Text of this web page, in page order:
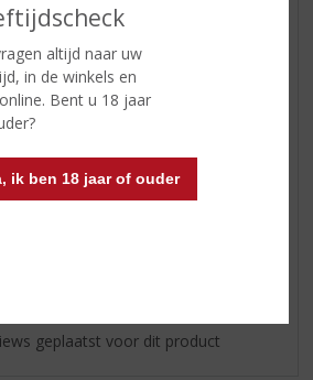
altijd naar uw
in de winkels en
Bent u 18 jaar
ik ben 18 jaar of ouder
textuur; suikerriet en terroir
schitteren levendig door met
vanille en kokosnoot
lijkt eeuwig te duren, de
verleidelijke kruiden en de
geplaatst voor dit product